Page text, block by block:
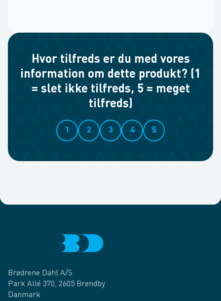
Hvor tilfreds er du med vores
information om dette produkt? (1
= slet ikke tilfreds, 5 = meget
tilfreds)
1 2 3 4 5
Brødrene Dahl A/S
Park Allé 370, 2605 Brøndby
Danmark